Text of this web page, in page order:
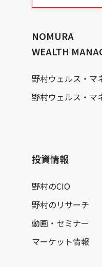
NOMURA
WEALTH
野村ウェルス・マ
野村ウェルス・マ
投資情報
野村のCIO
野村のリサーチ
動画・セミナー
マーケット情報